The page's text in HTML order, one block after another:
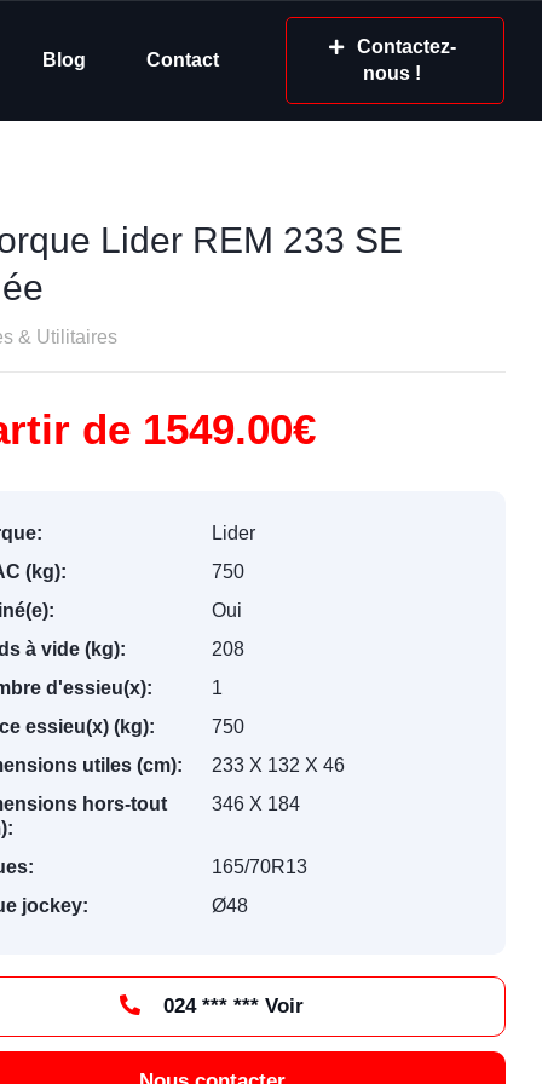
Blog Contact
Contactez-
nous !
Lider REM 233 SE
& Utilitaires
de 1549.00€
Lider
(kg):
750
Oui
à vide (kg):
208
d'essieu(x):
1
essieu(x) (kg):
750
utiles (cm):
233 X 132 X 46
hors-tout
346 X 184
165/70R13
jockey:
Ø48
024 *** *** Voir